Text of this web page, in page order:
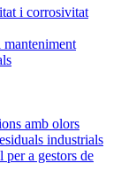
i corrosivitat
amb olors
industrials
per a gestors de